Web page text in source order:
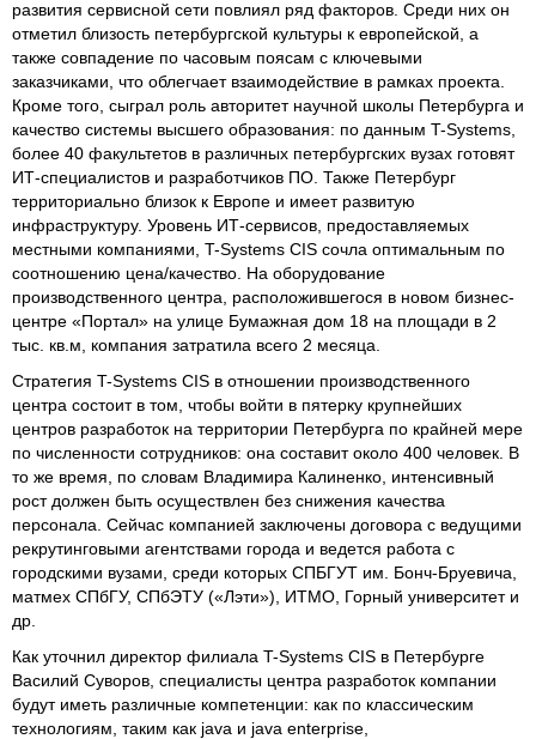
развития сервисной сети повлиял ряд факторов. Среди них он
отметил близость петербургской культуры к европейской, а
также совпадение по часовым поясам с ключевыми
заказчиками, что облегчает взаимодействие в рамках проекта.
Кроме того, сыграл роль авторитет научной школы Петербурга и
качество системы высшего образования: по данным T-Systems,
более 40 факультетов в различных петербургских вузах готовят
ИТ-специалистов и разработчиков ПО. Также Петербург
территориально близок к Европе и имеет развитую
инфраструктуру. Уровень ИТ-сервисов, предоставляемых
местными компаниями, T-Systems CIS сочла оптимальным по
соотношению цена/качество. На оборудование
производственного центра, расположившегося в новом бизнес-
центре «Портал» на улице Бумажная дом 18 на площади в 2
тыс. кв.м, компания затратила всего 2 месяца.
Стратегия T-Systems CIS в отношении производственного
центра состоит в том, чтобы войти в пятерку крупнейших
центров разработок на территории Петербурга по крайней мере
по численности сотрудников: она составит около 400 человек. В
то же время, по словам Владимира Калиненко, интенсивный
рост должен быть осуществлен без снижения качества
персонала. Сейчас компанией заключены договора с ведущими
рекрутинговыми агентствами города и ведется работа с
городскими вузами, среди которых СПБГУТ им. Бонч-Бруевича,
матмех СПбГУ, СПбЭТУ («Лэти»), ИТМО, Горный университет и
др.
Как уточнил директор филиала T-Systems CIS в Петербурге
Василий Суворов, специалисты центра разработок компании
будут иметь различные компетенции: как по классическим
технологиям, таким как java и java enterprise,